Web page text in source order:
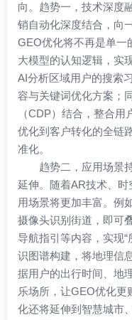
向。趋势一，技术深度
销自动化深度结合，向
GEO优化将不再是单一
大模型的认知逻辑，实
AI分析区域用户的搜索
容与关键词优化方案；
（CDP）结合，整合
优化到客户转化的全链
准化。
趋势二，应用场景
延伸。随着AR技术、
用场景将更加丰富。例
摄像头识别街道，即可
导航指引等内容，实现
识图谱构建，将地理信
据用户的出行时间、地
乐场所，让GEO优化
化还将延伸到智慧城市